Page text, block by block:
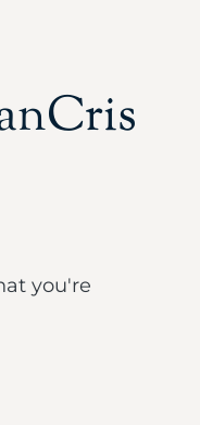
you're